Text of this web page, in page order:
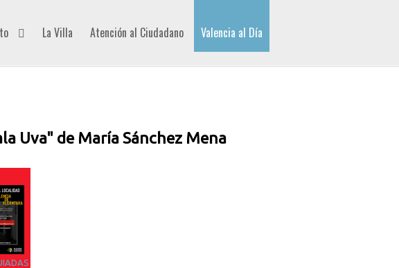
La Villa Atención al Ciudadano Valencia al Día
Uva" de María Sánchez Mena